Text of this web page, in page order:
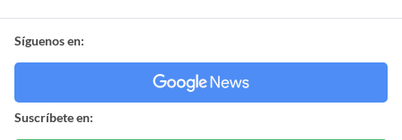
Síguenos en:
Suscríbete en: